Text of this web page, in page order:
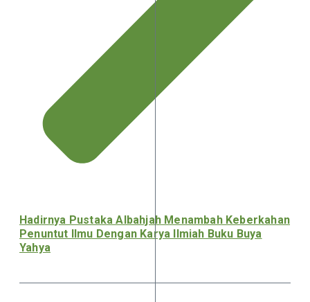
Hadirnya Pustaka Albahjah Menambah Keberkahan
Penuntut Ilmu Dengan Karya Ilmiah Buku Buya
Yahya